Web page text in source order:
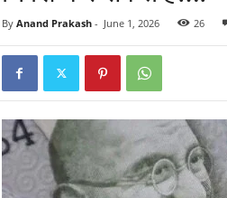
By Anand Prakash- June 1, 2026 26